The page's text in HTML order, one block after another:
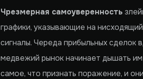
Чрезмерная самоуверенность
графики, указывающие на
сигналы. Череда прибыльных сделок
медвежий рынок начинает дышать
самое, что признать поражение, и